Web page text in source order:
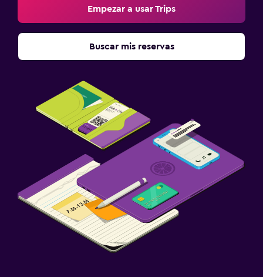
Empezar a usar Trips
Buscar mis reservas